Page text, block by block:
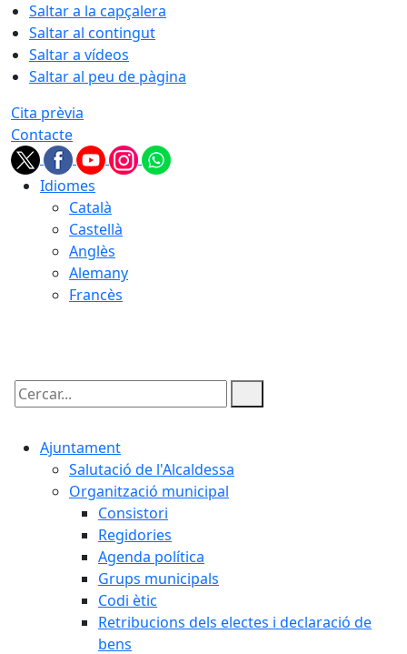
Saltar a la capçalera
Saltar al contingut
Saltar a vídeos
Saltar al peu de pàgina
Cita prèvia
Contacte
Idiomes
Català
Castellà
Anglès
Alemany
Francès
Cercar:
Ajuntament
Salutació de l'Alcaldessa
Organització municipal
Consistori
Regidories
Agenda política
Grups municipals
Codi ètic
Retribucions dels electes i declaració de
bens